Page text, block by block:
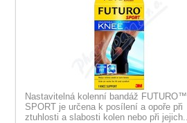
Nastavitelná kolenní bandáž FUTURO™
SPORT je určena k posílení a opoře při
ztuhlosti a slabosti kolen nebo při jejich...